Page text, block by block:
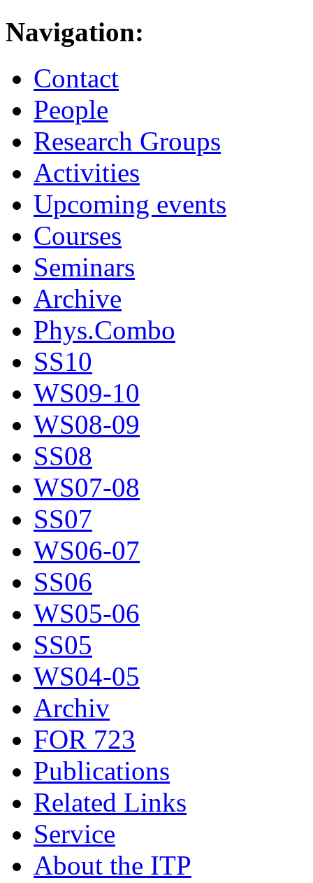
Navigation:
Contact
People
Research Groups
Activities
Upcoming events
Courses
Seminars
Archive
Phys.Combo
SS10
WS09-10
WS08-09
SS08
WS07-08
SS07
WS06-07
SS06
WS05-06
SS05
WS04-05
Archiv
FOR 723
Publications
Related Links
Service
About the ITP